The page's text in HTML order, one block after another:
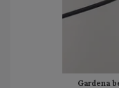
Gardena